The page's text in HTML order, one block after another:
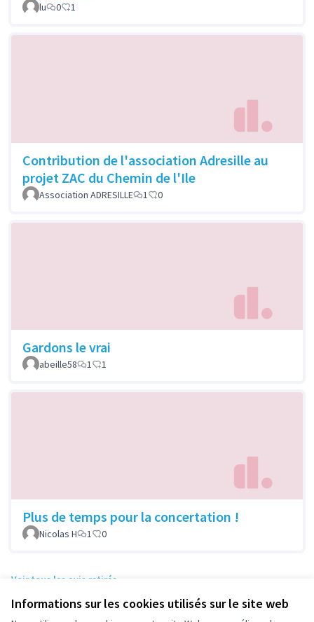
Informations sur les cookies utilisés sur le site web
lu 0 1
Contribution de l'association Adresille au
projet ZAC du Chemin de l'Ile
Association ADRESILLE 1 0
Gardons le vrai
abeille58 1 1
Plus de temps pour la concertation !
Nicolas H 1 0
Voir tous les avis retirés